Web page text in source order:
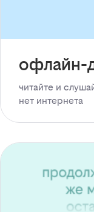
офлайн-
читайте и
нет интернета